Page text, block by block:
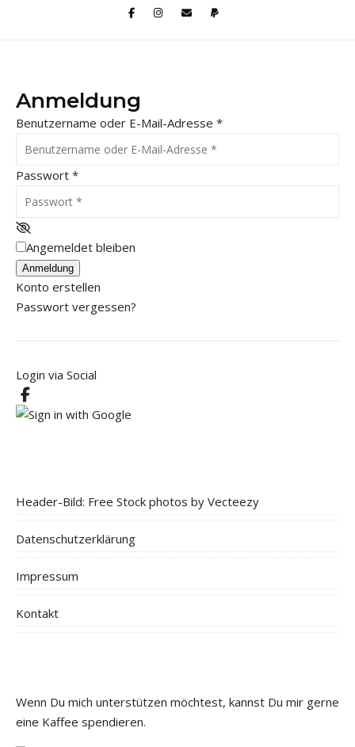
Anmeldung
Benutzername oder E-Mail-Adresse *
Passwort *
Angemeldet bleiben
Anmeldung
Konto erstellen
Passwort vergessen?
Login via Social
Header-Bild: Free Stock photos by Vecteezy
Datenschutzerklärung
Impressum
Kontakt
Wenn Du mich unterstützen möchtest, kannst Du mir gerne
eine Kaffee spendieren.